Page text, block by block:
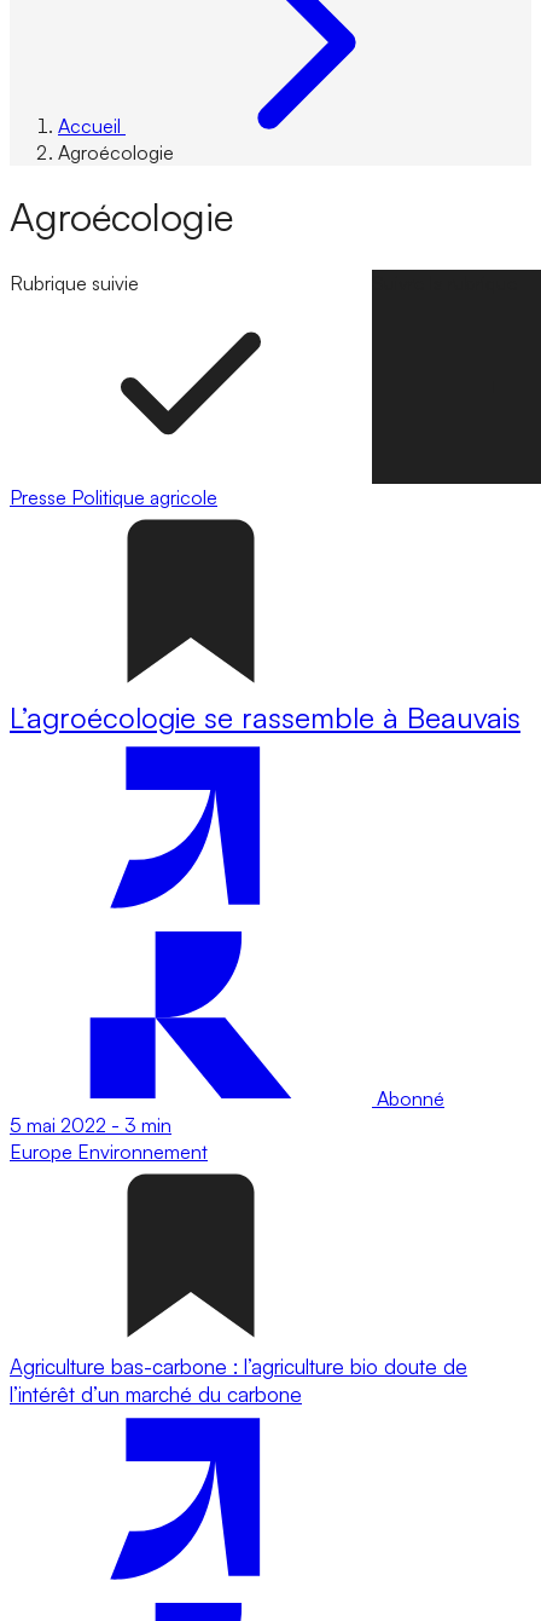
Accueil
Agroécologie
Agroécologie
Rubrique suivie
Presse Politique agricole
L’agroécologie se rassemble à Beauvais
Abonné
5 mai 2022 - 3 min
Europe Environnement
Agriculture bas-carbone : l’agriculture bio doute de
l’intérêt d’un marché du carbone